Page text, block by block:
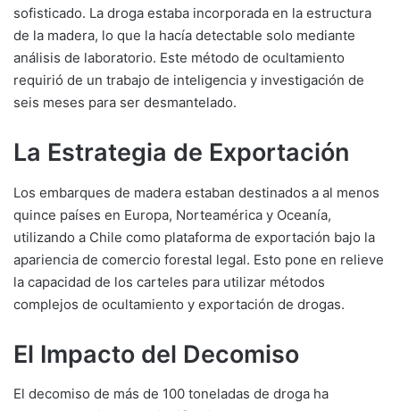
sofisticado. La droga estaba incorporada en la estructura
de la madera, lo que la hacía detectable solo mediante
análisis de laboratorio. Este método de ocultamiento
requirió de un trabajo de inteligencia y investigación de
seis meses para ser desmantelado.
La Estrategia de Exportación
Los embarques de madera estaban destinados a al menos
quince países en Europa, Norteamérica y Oceanía,
utilizando a Chile como plataforma de exportación bajo la
apariencia de comercio forestal legal. Esto pone en relieve
la capacidad de los carteles para utilizar métodos
complejos de ocultamiento y exportación de drogas.
El Impacto del Decomiso
El decomiso de más de 100 toneladas de droga ha